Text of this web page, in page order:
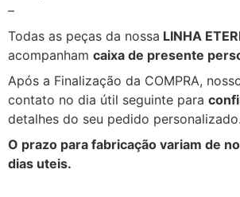
–
Todas as peças da nossa LINHA
acompanham caixa de presente
Após a Finalização da COMPRA,
contato no dia útil seguinte para
detalhes do seu pedido personalizado.
O prazo para fabricação variam de
dias uteis.